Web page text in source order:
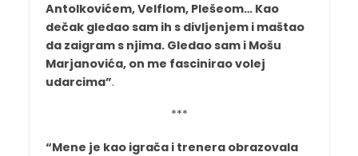
Antolkovićem, Velflom, Plešeom… Kao
dečak gledao sam ih s divljenjem i maštao
da zaigram s njima. Gledao sam i Mošu
Marjanovića, on me fascinirao volej
udarcima”.
***
“Mene je kao igrača i trenera obrazovala